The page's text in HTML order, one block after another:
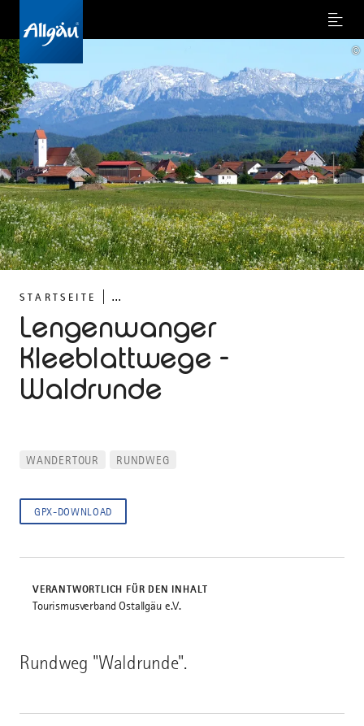
Menu
STARTSEITE ...
Lengenwanger
Kleeblattwege -
Waldrunde
©
Rundweg "Waldrunde".
WANDERTOUR RUNDWEG
GPX-DOWNLOAD
VERANTWORTLICH FÜR DEN INHALT
Tourismusverband Ostallgäu e.V.